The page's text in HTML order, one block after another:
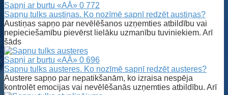
Sapņi ar burtu «AĀ» 0 772
Sapņu tulks austiņas. Ko nozīmē sapnī redzēt austiņas?
Austiņas sapņo par nevēlēšanos uzņemties atbildību vai
nepieciešamību pievērst lielāku uzmanību tuviniekiem. Arī
šāds
Sapņi ar burtu «AĀ» 0 696
Sapnu tulks austeres. Ko nozīmē sapnī redzēt austeres?
Austere sapņo par nepatikšanām, ko izraisa nespēja
kontrolēt emocijas vai nevēlēšanās uzņemties atbildību. Arī